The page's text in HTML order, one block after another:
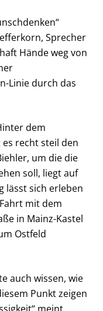
Sprecher
Hände weg von
Linie durch das
dem
recht steil den
um die die
soll, liegt auf
lässt sich erleben
mit dem
in Mainz-Kastel
Ostfeld
auch wissen, wie
Punkt zeigen